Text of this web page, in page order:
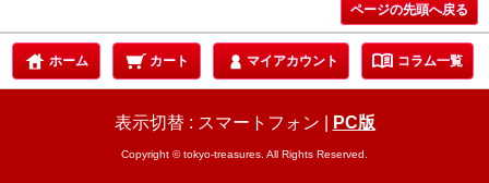
ページの先頭へ戻る
ホーム カート マイアカウント menu_book コラム一覧
表示切替 : スマートフォン PC版
Copyright © tokyo-treasures. All Rights Reserved.